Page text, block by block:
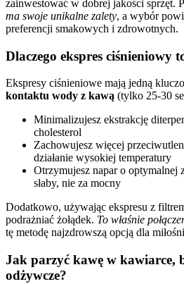
zainwestować w dobrej jakości sprzęt.
ma swoje unikalne zalety, a wybór
preferencji smakowych i zdrowotnych.
Dlaczego ekspres ciśnieniowy
Ekspresy ciśnieniowe mają jedną
kontaktu wody z kawą (tylko 25-30
Minimalizujesz ekstrakcję
cholesterol
Zachowujesz więcej
działanie wysokiej temperatury
Otrzymujesz napar o optymalnej
słaby, nie za mocny
Dodatkowo, używając ekspresu z
podrażniać żołądek. To właśnie
tę metodę najzdrowszą opcją dla
Jak parzyć kawę w kawiarce,
odżywcze?